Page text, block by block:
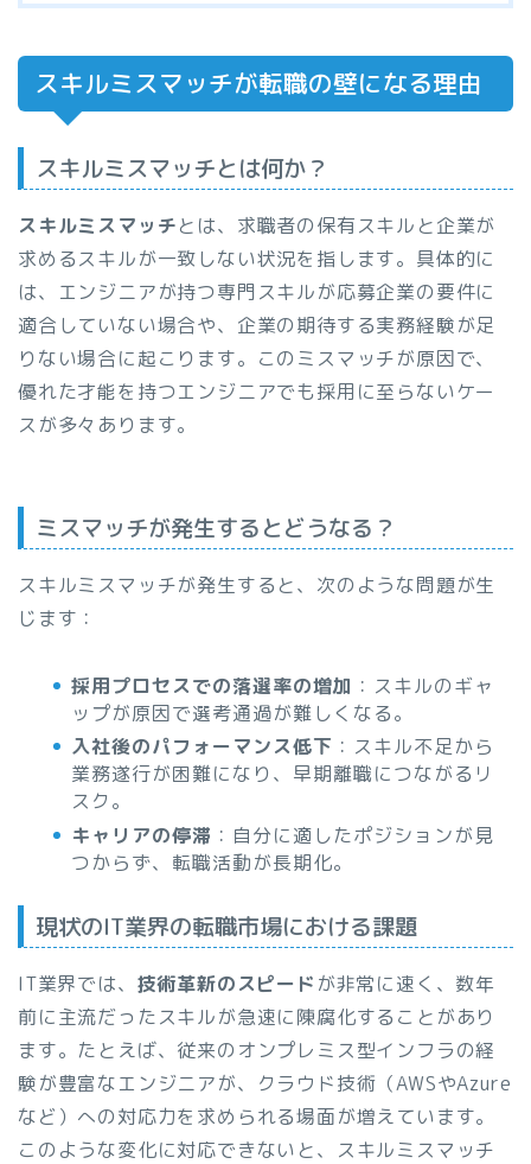
スキルミスマッチが転職の壁になる理由
スキルミスマッチとは何か？
スキルミスマッチとは、求職者の保有スキルと企業が
求めるスキルが一致しない状況を指します。具体的に
は、エンジニアが持つ専門スキルが応募企業の要件に
適合していない場合や、企業の期待する実務経験が足
りない場合に起こります。このミスマッチが原因で、
優れた才能を持つエンジニアでも採用に至らないケー
スが多々あります。
ミスマッチが発生するとどうなる？
スキルミスマッチが発生すると、次のような問題が生
じます：
採用プロセスでの落選率の増加 ：スキルのギャ
ップが原因で選考通過が難しくなる。
入社後のパフォーマンス低下 ：スキル不足から
業務遂行が困難になり、早期離職につながるリ
スク。
キャリアの停滞 ：自分に適したポジションが見
つからず、転職活動が長期化。
現状のIT業界の転職市場における課題
IT業界では、 技術革新のスピード が非常に速く、数年
前に主流だったスキルが急速に陳腐化することがあり
ます。たとえば、従来のオンプレミス型インフラの経
験が豊富なエンジニアが、クラウド技術（AWSやAzure
など）への対応力を求められる場面が増えています。
このような変化に対応できないと、スキルミスマッチ